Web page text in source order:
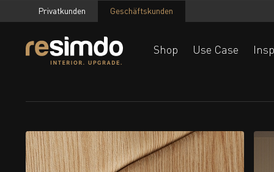
Privatkunden Geschäftskunden
Shop Use Case